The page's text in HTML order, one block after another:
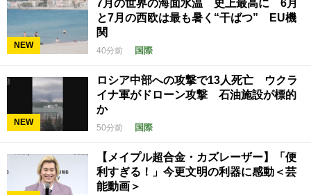
NEW
7月の世界の海面水温 史上最高に 6月
と7月の西欧は最も暑く“干ばつ” EU機
関
40分前 国際
NEW
ロシア中部への攻撃で13人死亡 ウクラ
イナ軍がドローン攻撃 石油施設が標的
か
50分前 国際
【メイプル超合金・カズレーザー】「便
利すぎる！」今更文明の利器に感動＜芸
能動画＞